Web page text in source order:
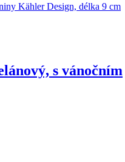
s vánočním